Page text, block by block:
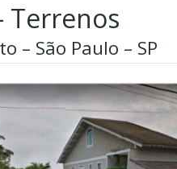
Terrenos
– São Paulo – SP